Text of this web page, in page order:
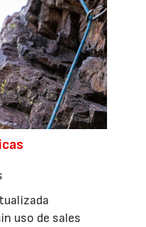
uso de sales